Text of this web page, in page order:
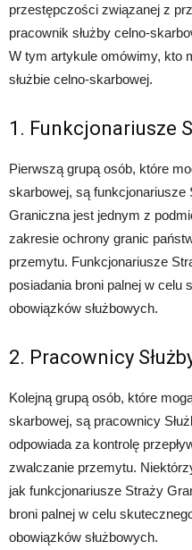
przestępczości związanej z
pracownik służby celno-
W tym artykule omówimy, kto
służbie celno-skarbowej.
1. Funkcjonariusze
Pierwszą grupą osób, które
skarbowej, są funkcjonariusze
Graniczna jest jednym z
zakresie ochrony granic
przemytu. Funkcjonariusze
posiadania broni palnej w
obowiązków służbowych.
2. Pracownicy
Kolejną grupą osób, które
skarbowej, są pracownicy
odpowiada za kontrolę
zwalczanie przemytu.
jak funkcjonariusze Straży
broni palnej w celu
obowiązków służbowych.